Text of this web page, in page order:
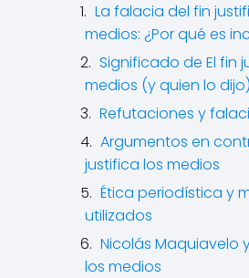
La falacia del fin
medios: ¿Por qué es
Significado de El fin
medios (y quien lo dijo)
Refutaciones y
Argumentos en
justifica los medios
Ética periodística y
utilizados
Nicolás Maquiavelo
los medios